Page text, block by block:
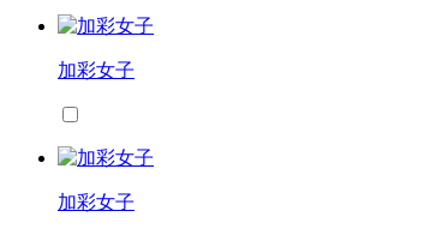
加彩女子
加彩女子